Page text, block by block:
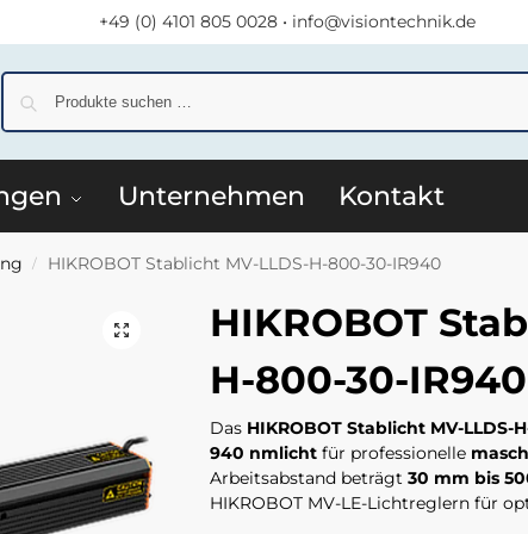
+49 (0) 4101 805 0028 • info@visiontechnik.de
Unternehmen Kontakt
/ HIKROBOT Stablicht MV-LLDS-H-800-30-IR940
HIKROBOT
H-800-30-IR940
Das HIKROBOT Stablicht MV-LLDS-
940 nmlichtfür professionelle
Arbeitsabstand beträgt 30 mm bis
HIKROBOT MV-LE-Lichtreglern für